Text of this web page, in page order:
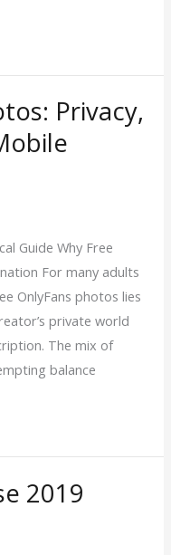
Privacy,
Guide Why Free
For many adults
OnlyFans photos lies
private world
The mix of
balance
2019